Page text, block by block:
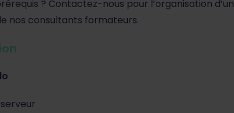
? Contactez-nous pour l’organisation d’un
nos consultants formateurs.